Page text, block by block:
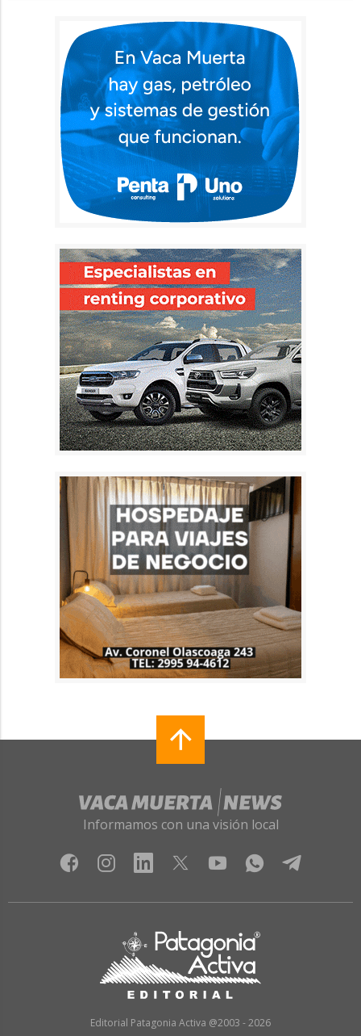
Informamos con una visión local
Editorial Patagonia Activa @2003 - 2026